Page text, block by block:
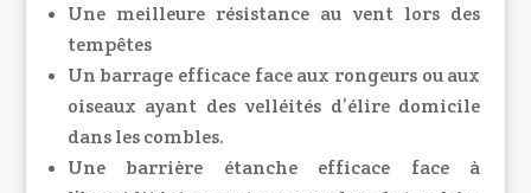
Une meilleure résistance au vent lors des
tempêtes
Un barrage efficace face aux rongeurs ou aux
oiseaux ayant des velléités d’élire domicile
dans les combles.
Une barrière étanche efficace face à